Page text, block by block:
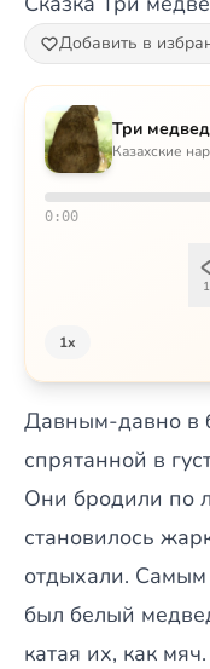
Добавить в
Три
Казахские
0:00
1x
Давным-давно в
спрятанной в
Они бродили по
становилось
отдыхали.
был белый
катая их, как